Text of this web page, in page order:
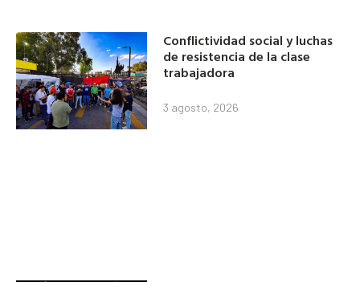
Conflictividad social y luchas
de resistencia de la clase
trabajadora
3 agosto, 2026